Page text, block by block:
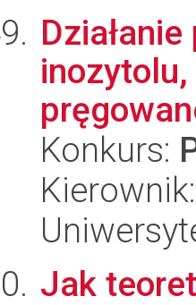
Konkurs:
Jak